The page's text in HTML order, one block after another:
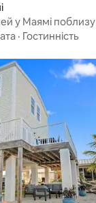
у Маямі поблизу
· Гостинність